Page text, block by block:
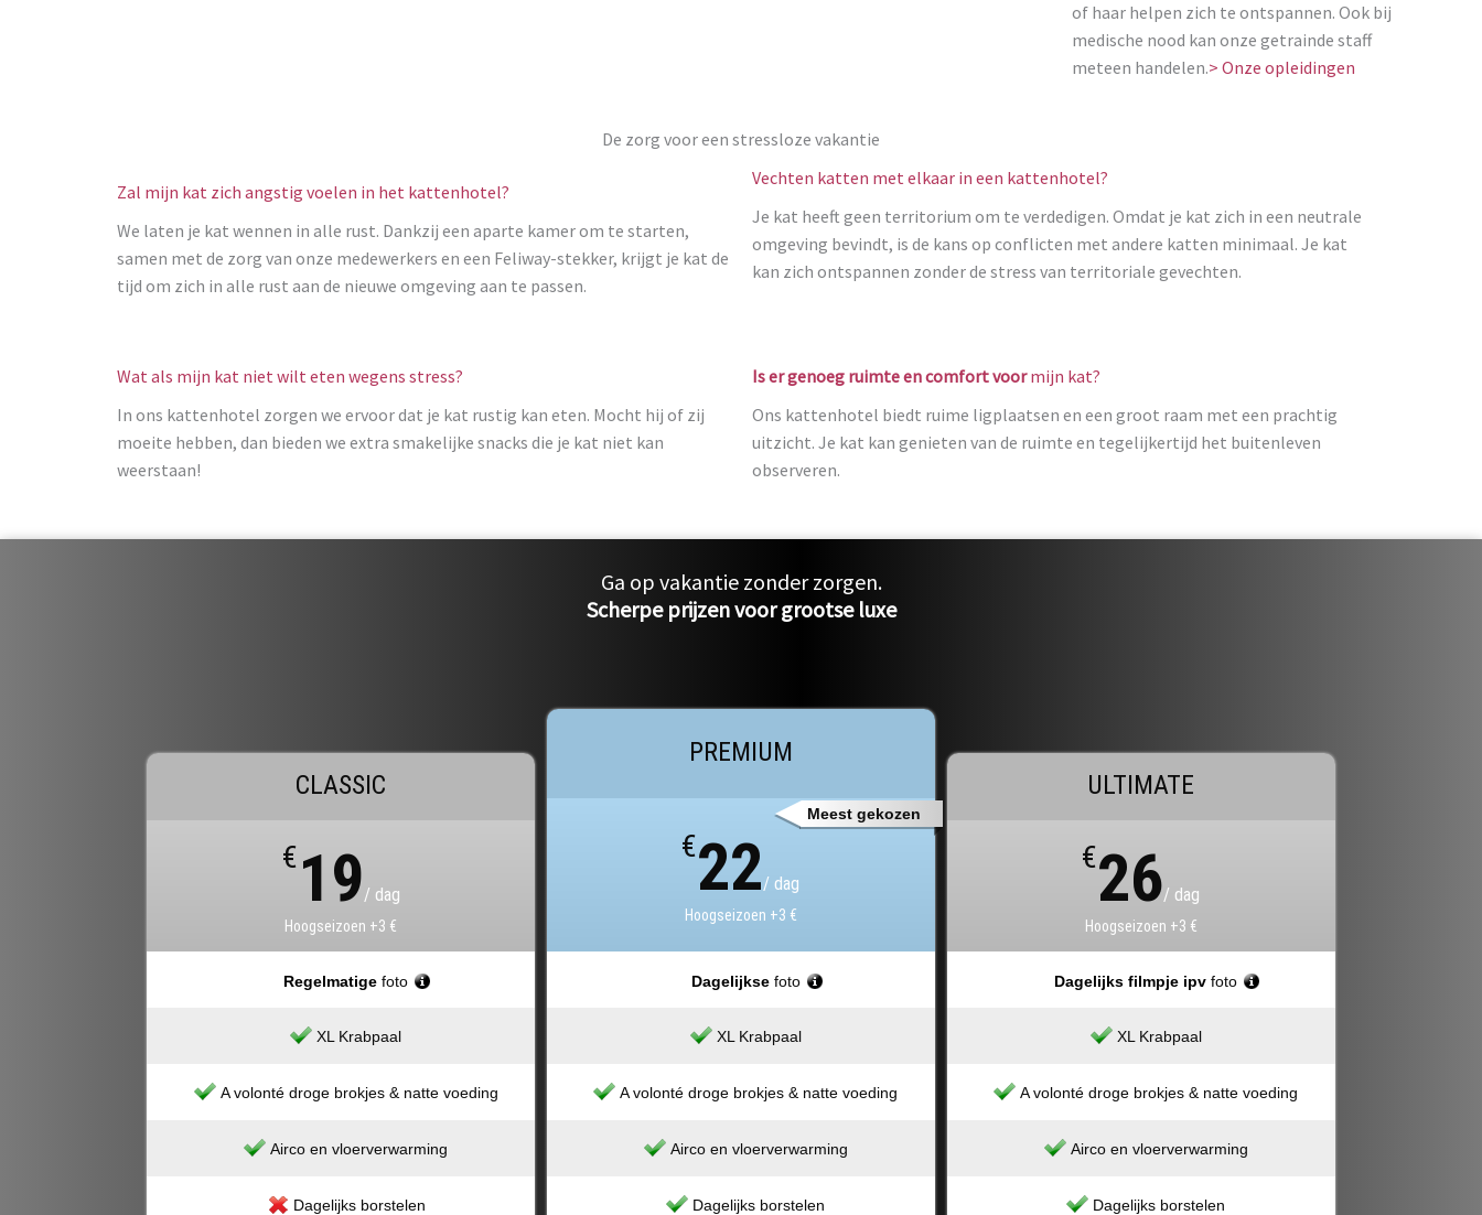
of haar helpen zich te ontspannen. Ook bij
medische nood kan onze getrainde staff
meteen handelen.> Onze opleidingen
De zorg voor een stressloze vakantie
Zal mijn kat zich angstig voelen in het kattenhotel?
We laten je kat wennen in alle rust. Dankzij een aparte kamer om te starten,
samen met de zorg van onze medewerkers en een Feliway-stekker, krijgt je kat de
tijd om zich in alle rust aan de nieuwe omgeving aan te passen.
Vechten katten met elkaar in een kattenhotel?
Je kat heeft geen territorium om te verdedigen. Omdat je kat zich in een neutrale
omgeving bevindt, is de kans op conflicten met andere katten minimaal. Je kat
kan zich ontspannen zonder de stress van territoriale gevechten.
Wat als mijn kat niet wilt eten wegens stress?
In ons kattenhotel zorgen we ervoor dat je kat rustig kan eten. Mocht hij of zij
moeite hebben, dan bieden we extra smakelijke snacks die je kat niet kan
weerstaan!
Is er genoeg ruimte en comfort voormijn kat?
Ons kattenhotel biedt ruime ligplaatsen en een groot raam met een prachtig
uitzicht. Je kat kan genieten van de ruimte en tegelijkertijd het buitenleven
observeren.
Ga op vakantie zonder zorgen.
Scherpe prijzen voor grootse luxe
CLASSIC
€19/ dag
Hoogseizoen +3 €
Regelmatige foto
XL Krabpaal
A volonté droge brokjes & natte voeding
Airco en vloerverwarming
Dagelijks borstelen
Meest gekozen
PREMIUM
€22/ dag
Hoogseizoen +3 €
Dagelijkse foto
XL Krabpaal
A volonté droge brokjes & natte voeding
Airco en vloerverwarming
Dagelijks borstelen
ULTIMATE
€26/ dag
Hoogseizoen +3 €
Dagelijks filmpje ipv foto
XL Krabpaal
A volonté droge brokjes & natte voeding
Airco en vloerverwarming
Dagelijks borstelen